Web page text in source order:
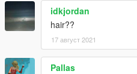
idkjordan
hair??
17 август 2021
Pallas